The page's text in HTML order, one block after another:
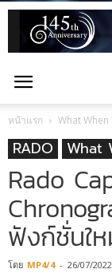
หน้าแรก What When
RADO What
Rado
ฟังก์ชั่นใ
โดย MP4/4 - 26/07/2022